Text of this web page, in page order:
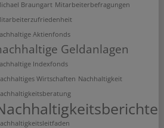
Braungart Mitarbeiterbefragungen
Aktienfonds
Geldanlagen
Indexfonds
Wirtschaften Nachhaltigkeit